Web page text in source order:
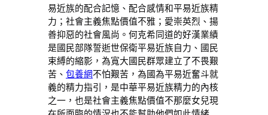
易近族的配合記憶、配合感情和平易近族精
力；社會主義焦點價值不雅；愛崇英烈、揚
善抑惡的社會風尚。何克希同道的好漢業績
是國民部隊誓逝世保衛平易近族自力、國民
束縛的縮影，為寬大國民群眾建立了不畏艱
苦、 包養網不怕艱苦，為國為平易近奮斗就
義的精力指引，是中華平易近族精力的內核
之一，也是社會主義焦點價值不那麼女兒現